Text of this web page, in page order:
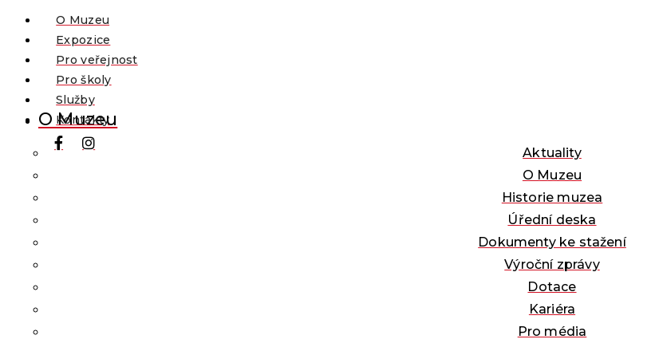
O Muzeu
Expozice
Pro veřejnost
Pro školy
Služby
Kontakty
O Muzeu
Aktuality
O Muzeu
Historie muzea
Úřední deska
Dokumenty ke stažení
Výroční zprávy
Dotace
Kariéra
Pro média